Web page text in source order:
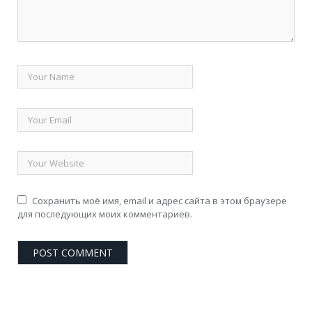
Сохранить моё имя, email и адрес сайта в этом браузере
для последующих моих комментариев.